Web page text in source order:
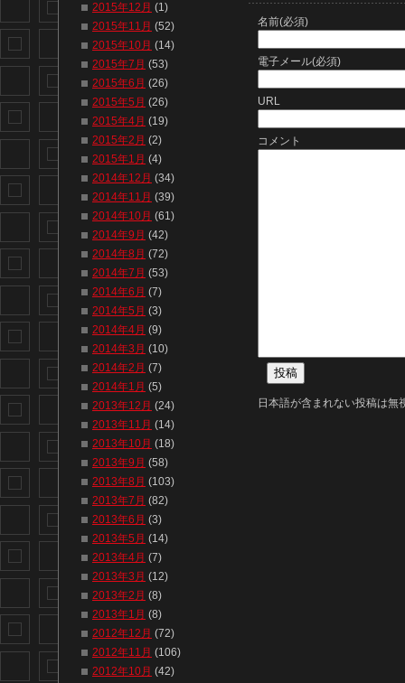
名前(必須)
電子メール(必須)
URL
コメント
日本語が含まれない投稿は無
2015年12月 (1)
2015年11月 (52)
2015年10月 (14)
2015年7月 (53)
2015年6月 (26)
2015年5月 (26)
2015年4月 (19)
2015年2月 (2)
2015年1月 (4)
2014年12月 (34)
2014年11月 (39)
2014年10月 (61)
2014年9月 (42)
2014年8月 (72)
2014年7月 (53)
2014年6月 (7)
2014年5月 (3)
2014年4月 (9)
2014年3月 (10)
2014年2月 (7)
2014年1月 (5)
2013年12月 (24)
2013年11月 (14)
2013年10月 (18)
2013年9月 (58)
2013年8月 (103)
2013年7月 (82)
2013年6月 (3)
2013年5月 (14)
2013年4月 (7)
2013年3月 (12)
2013年2月 (8)
2013年1月 (8)
2012年12月 (72)
2012年11月 (106)
2012年10月 (42)